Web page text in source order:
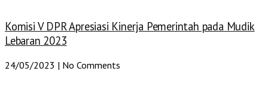
Komisi V DPR Apresiasi Kinerja Pemerintah pada Mudik
Lebaran 2023
24/05/2023 No Comments